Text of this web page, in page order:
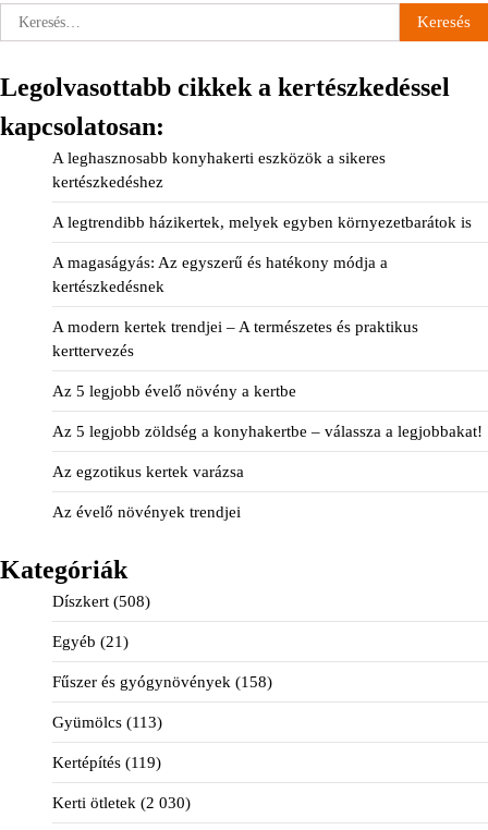
Keresés:
Legolvasottabb cikkek a kertészkedéssel
kapcsolatosan:
A leghasznosabb konyhakerti eszközök a sikeres
kertészkedéshez
A legtrendibb házikertek, melyek egyben környezetbarátok is
A magaságyás: Az egyszerű és hatékony módja a
kertészkedésnek
A modern kertek trendjei – A természetes és praktikus
kerttervezés
Az 5 legjobb évelő növény a kertbe
Az 5 legjobb zöldség a konyhakertbe – válassza a legjobbakat!
Az egzotikus kertek varázsa
Az évelő növények trendjei
Kategóriák
Díszkert (508)
Egyéb (21)
Fűszer és gyógynövények (158)
Gyümölcs (113)
Kertépítés (119)
Kerti ötletek (2 030)